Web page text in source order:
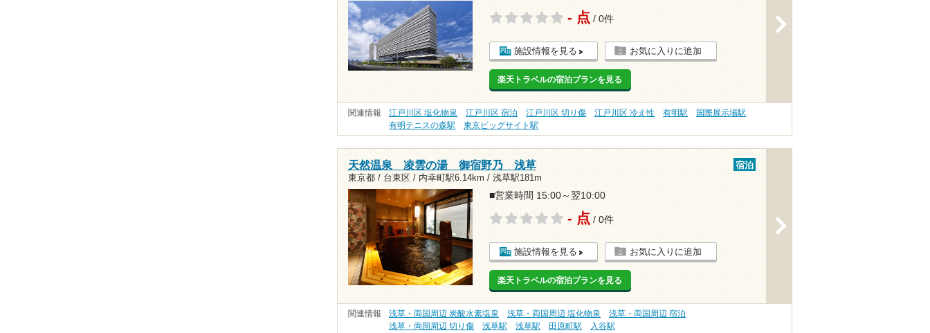
- 点 / 0件
施設情報を見る お気に入りに追加
楽天トラベルの宿泊プランを見る
関連情報 江戸川区 塩化物泉 江戸川区 宿泊 江戸川区 切り傷 江戸川区 冷え性 有明駅
国際展示場駅
有明テニスの森駅
東京ビッグサイト駅
天然温泉 凌雲の湯 御宿野乃 浅草
東京都 / 台東区 / 内幸町駅6.14km / 浅草駅181m
宿泊
■営業時間 15:00～翌10:00
- 点 / 0件
施設情報を見る お気に入りに追加
楽天トラベルの宿泊プランを見る
関連情報 浅草・両国周辺 炭酸水素塩泉 浅草・両国周辺 塩化物泉
浅草・両国周辺 宿泊
浅草・両国周辺 切り傷
浅草駅 浅草駅 田原町駅 入谷駅